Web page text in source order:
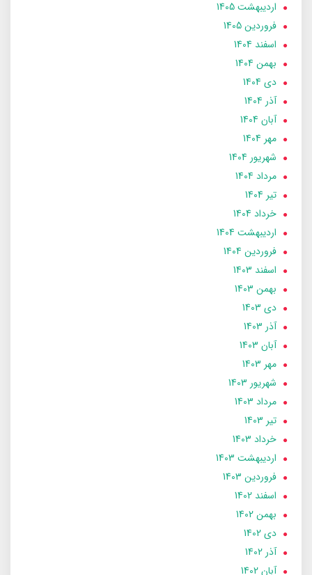
ارديبهشت 1405
فروردین 1405
اسفند 1404
بهمن 1404
دی 1404
آذر 1404
آبان 1404
مهر 1404
شهریور 1404
مرداد 1404
تير 1404
خرداد 1404
ارديبهشت 1404
فروردین 1404
اسفند 1403
بهمن 1403
دی 1403
آذر 1403
آبان 1403
مهر 1403
شهریور 1403
مرداد 1403
تير 1403
خرداد 1403
ارديبهشت 1403
فروردین 1403
اسفند 1402
بهمن 1402
دی 1402
آذر 1402
آبان 1402